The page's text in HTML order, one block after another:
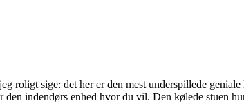
roligt sige: det her er den mest underspillede
indendørs enhed hvor du vil. Den kølede stuen